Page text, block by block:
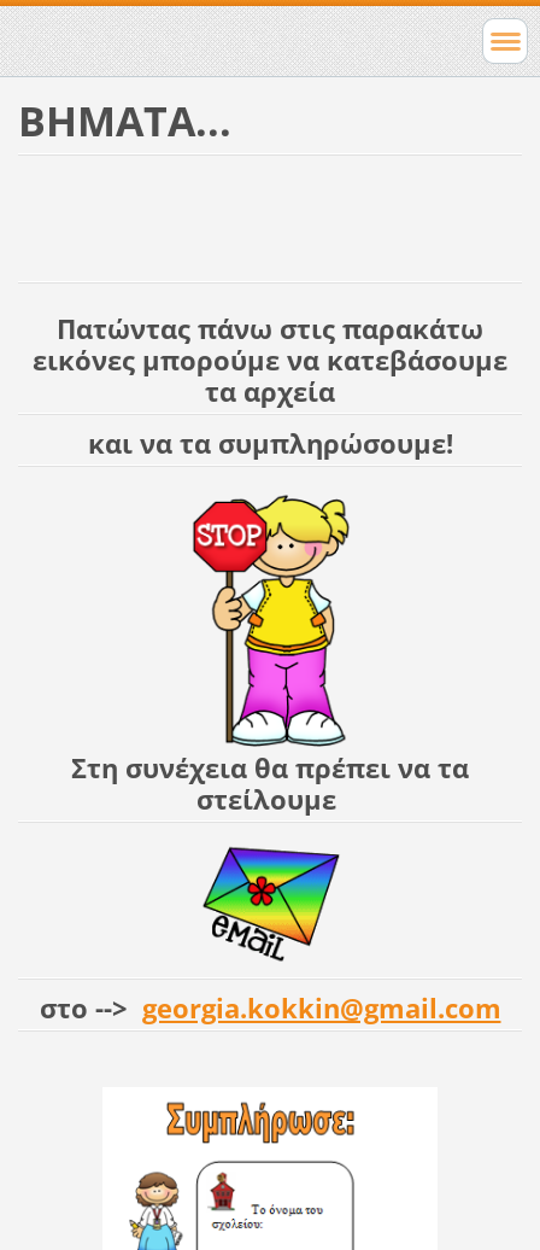
ΒΗΜΑΤΑ...
Πατώντας πάνω στις παρακάτω
εικόνες μπορούμε να κατεβάσουμε
τα αρχεία
και να τα συμπληρώσουμε!
Στη συνέχεια θα πρέπει να τα
στείλουμε
στο --> georgia.kokkin@gmail.com